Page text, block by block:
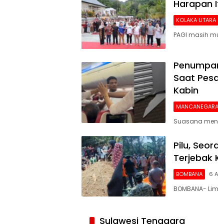
Harapan
KOLAKA UTARA
PAGI masih
Saat
Kabin
MANCANEGARA
Suasana
Pilu,
Terjebak
BOMBANA 6
BOMBANA-
Siaran
Sulawesi Tenggara